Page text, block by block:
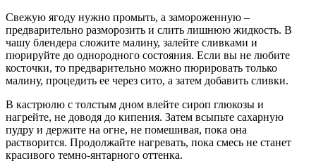
Свежую ягоду нужно промыть, а замороженную –
предварительно разморозить и слить лишнюю жидкость. В
чашу блендера сложите малину, залейте сливками и
пюрируйте до однородного состояния. Если вы не любите
косточки, то предварительно можно пюрировать только
малину, процедить ее через сито, а затем добавить сливки.
В кастрюлю с толстым дном влейте сироп глюкозы и
нагрейте, не доводя до кипения. Затем всыпьте сахарную
пудру и держите на огне, не помешивая, пока она
растворится. Продолжайте нагревать, пока смесь не станет
красивого темно-янтарного оттенка.